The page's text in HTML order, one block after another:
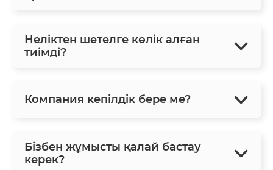
Неліктен шетелге көлік алған
тиімді?
Компания кепілдік бере ме?
Бізбен жұмысты қалай бастау
керек?